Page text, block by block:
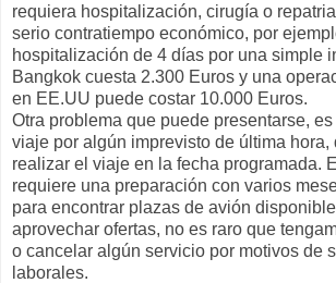
requiera hospitalización, cirugía o
serio contratiempo económico, por
hospitalización de 4 días por una simple
Bangkok cuesta 2.300 Euros y una
en EE.UU puede costar 10.000 Euros.
Otra problema que puede presentarse,
viaje por algún imprevisto de última hora,
realizar el viaje en la fecha programada.
requiere una preparación con varios
para encontrar plazas de avión
aprovechar ofertas, no es raro que
o cancelar algún servicio por motivos de
laborales.